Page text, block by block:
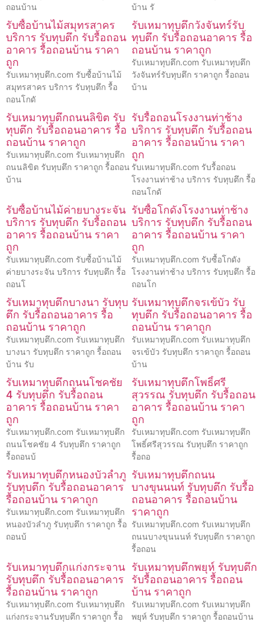
ถอนบ้าน
บ้าน รั
รับซื้อบ้านไม้สมุทรสาคร
บริการ รับทุบตึก รับรื้อถอน
อาคาร รื้อถอนบ้าน ราคา
ถูก
รับเหมาทุบตึก.com รับซื้อบ้านไม้
สมุทรสาคร บริการ รับทุบตึก รื้อ
ถอนโกดั
รับเหมาทุบตึกวังจันทร์รับ
ทุบตึก รับรื้อถอนอาคาร รื้อ
ถอนบ้าน ราคาถูก
รับเหมาทุบตึก.com รับเหมาทุบตึก
วังจันทร์รับทุบตึก ราคาถูก รื้อถอน
บ้าน
รับเหมาทุบตึกถนนลิขิต รับ
ทุบตึก รับรื้อถอนอาคาร รื้อ
ถอนบ้าน ราคาถูก
รับเหมาทุบตึก.com รับเหมาทุบตึก
ถนนลิขิต รับทุบตึก ราคาถูก รื้อถอน
บ้าน
รับรื้อถอนโรงงานท่าช้าง
บริการ รับทุบตึก รับรื้อถอน
อาคาร รื้อถอนบ้าน ราคา
ถูก
รับเหมาทุบตึก.com รับรื้อถอน
โรงงานท่าช้าง บริการ รับทุบตึก รื้อ
ถอนโกดั
รับซื้อบ้านไม้ค่ายบางระจัน
บริการ รับทุบตึก รับรื้อถอน
อาคาร รื้อถอนบ้าน ราคา
ถูก
รับเหมาทุบตึก.com รับซื้อบ้านไม้
ค่ายบางระจัน บริการ รับทุบตึก รื้อ
ถอนโ
รับซื้อโกดังโรงงานท่าช้าง
บริการ รับทุบตึก รับรื้อถอน
อาคาร รื้อถอนบ้าน ราคา
ถูก
รับเหมาทุบตึก.com รับซื้อโกดัง
โรงงานท่าช้าง บริการ รับทุบตึก รื้อ
ถอนโก
รับเหมาทุบตึกบางนา รับทุบ
ตึก รับรื้อถอนอาคาร รื้อ
ถอนบ้าน ราคาถูก
รับเหมาทุบตึก.com รับเหมาทุบตึก
บางนา รับทุบตึก ราคาถูก รื้อถอน
บ้าน รับ
รับเหมาทุบตึกจรเข้บัว รับ
ทุบตึก รับรื้อถอนอาคาร รื้อ
ถอนบ้าน ราคาถูก
รับเหมาทุบตึก.com รับเหมาทุบตึก
จรเข้บัว รับทุบตึก ราคาถูก รื้อถอน
บ้าน
รับเหมาทุบตึกถนนโชคชัย
4 รับทุบตึก รับรื้อถอน
อาคาร รื้อถอนบ้าน ราคา
ถูก
รับเหมาทุบตึก.com รับเหมาทุบตึก
ถนนโชคชัย 4 รับทุบตึก ราคาถูก
รื้อถอนบ้
รับเหมาทุบตึกโพธิ์ศรี
สุวรรณ รับทุบตึก รับรื้อถอน
อาคาร รื้อถอนบ้าน ราคา
ถูก
รับเหมาทุบตึก.com รับเหมาทุบตึก
โพธิ์ศรีสุวรรณ รับทุบตึก ราคาถูก
รื้อถอ
รับเหมาทุบตึกหนองบัวลำภู
รับทุบตึก รับรื้อถอนอาคาร
รื้อถอนบ้าน ราคาถูก
รับเหมาทุบตึก.com รับเหมาทุบตึก
หนองบัวลำภู รับทุบตึก ราคาถูก รื้อ
ถอนบ้
รับเหมาทุบตึกถนน
บางขุนนนท์ รับทุบตึก รับรื้อ
ถอนอาคาร รื้อถอนบ้าน
ราคาถูก
รับเหมาทุบตึก.com รับเหมาทุบตึก
ถนนบางขุนนนท์ รับทุบตึก ราคาถูก
รื้อถอน
รับเหมาทุบตึกแก่งกระจาน
รับทุบตึก รับรื้อถอนอาคาร
รื้อถอนบ้าน ราคาถูก
รับเหมาทุบตึก.com รับเหมาทุบตึก
แก่งกระจานรับทุบตึก ราคาถูก รื้อ
รับเหมาทุบตึกพยุห์ รับทุบตึก
รับรื้อถอนอาคาร รื้อถอน
บ้าน ราคาถูก
รับเหมาทุบตึก.com รับเหมาทุบตึก
พยุห์ รับทุบตึก ราคาถูก รื้อถอนบ้าน